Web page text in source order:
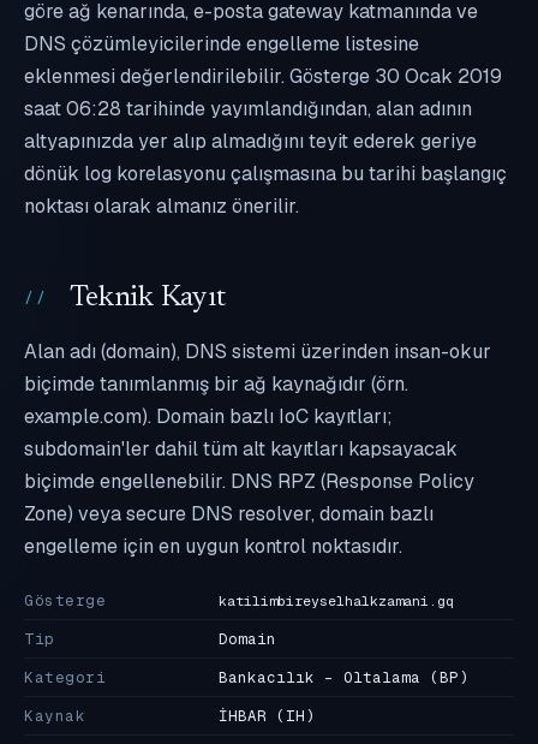
göre ağ kenarında, e-posta gateway katmanında ve
DNS çözümleyicilerinde engelleme listesine
eklenmesi değerlendirilebilir. Gösterge 30 Ocak 2019
saat 06:28 tarihinde yayımlandığından, alan adının
altyapınızda yer alıp almadığını teyit ederek geriye
dönük log korelasyonu çalışmasına bu tarihi başlangıç
noktası olarak almanız önerilir.
Teknik Kayıt
Alan adı (domain), DNS sistemi üzerinden insan-okur
biçimde tanımlanmış bir ağ kaynağıdır (örn.
example.com). Domain bazlı IoC kayıtları;
subdomain'ler dahil tüm alt kayıtları kapsayacak
biçimde engellenebilir. DNS RPZ (Response Policy
Zone) veya secure DNS resolver, domain bazlı
engelleme için en uygun kontrol noktasıdır.
Gösterge katilimbireyselhalkzamani.gq
Tip
Domain
Kategori
Bankacılık - Oltalama (BP)
Kaynak
İHBAR (IH)